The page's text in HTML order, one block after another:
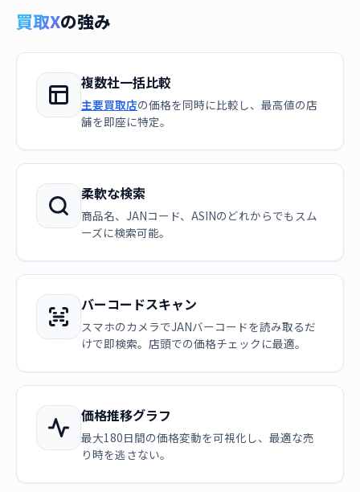
買取Xの強み
複数社一括比較
主要買取店の価格を同時に比較し、最高値の店
舗を即座に特定。
柔軟な検索
商品名、JANコード、ASINのどれからでもスム
ーズに検索可能。
バーコードスキャン
スマホのカメラでJANバーコードを読み取るだ
けで即検索。店頭での価格チェックに最適。
価格推移グラフ
最大180日間の価格変動を可視化し、最適な売
り時を逃さない。